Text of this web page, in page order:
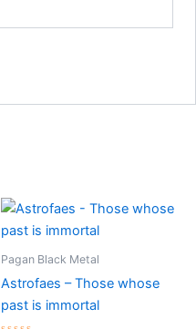
Pagan Black Metal
Astrofaes – Those whose
past is immortal